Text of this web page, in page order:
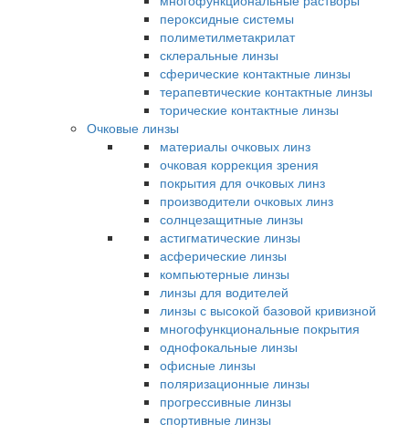
пероксидные системы
полиметилметакрилат
склеральные линзы
сферические контактные линзы
терапевтические контактные линзы
торические контактные линзы
Очковые линзы
материалы очковых линз
очковая коррекция зрения
покрытия для очковых линз
производители очковых линз
солнцезащитные линзы
астигматические линзы
асферические линзы
компьютерные линзы
линзы для водителей
линзы с высокой базовой кривизной
многофункциональные покрытия
однофокальные линзы
офисные линзы
поляризационные линзы
прогрессивные линзы
спортивные линзы